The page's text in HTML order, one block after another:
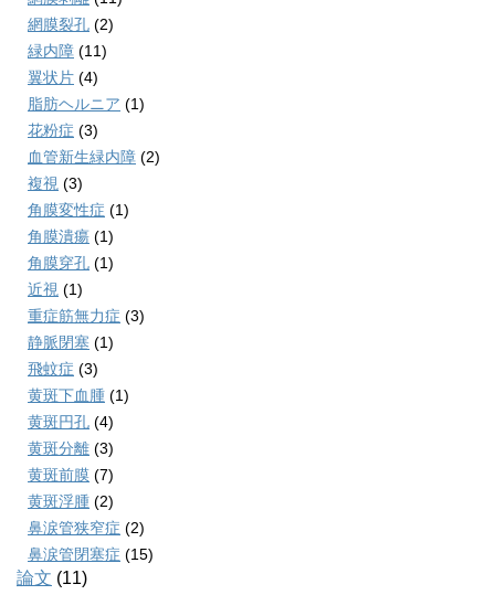
網膜裂孔 (2)
緑内障 (11)
翼状片 (4)
脂肪ヘルニア (1)
花粉症 (3)
血管新生緑内障 (2)
複視 (3)
角膜変性症 (1)
角膜潰瘍 (1)
角膜穿孔 (1)
近視 (1)
重症筋無力症 (3)
静脈閉塞 (1)
飛蚊症 (3)
黄斑下血腫 (1)
黄斑円孔 (4)
黄斑分離 (3)
黄斑前膜 (7)
黄斑浮腫 (2)
鼻涙管狭窄症 (2)
鼻涙管閉塞症 (15)
論文 (11)